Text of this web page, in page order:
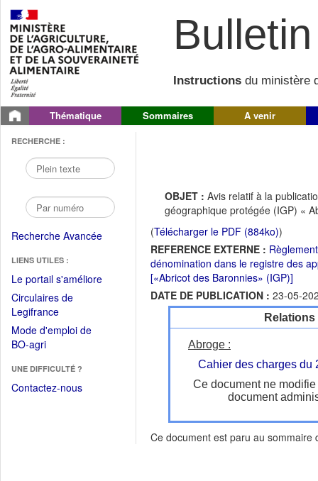
Instructions du ministère
Thématique Sommaires A venir
RECHERCHE :
Recherche Avancée
LIENS UTILES :
Le portail s'améliore(Fichier
Circulaires de
Legifrance(Ouvrir
dans
une
fenêtre)
Mode d'emploi de
BO-agri(Ouvrir
une
nouvelle
UNE DIFFICULTÉ ?
Contactez-nous
OBJET : Avis relatif à la
géographique protégée (IGP) «
(Télécharger le PDF (884ko))
REFERENCE EXTERNE :
dénomination dans le registre des
[«Abricot des Baronnies» (IGP)]
DATE DE PUBLICATION : 23-05-
Abroge :
Cahier des charges du
Ce document ne
document
Ce document est paru au sommaire